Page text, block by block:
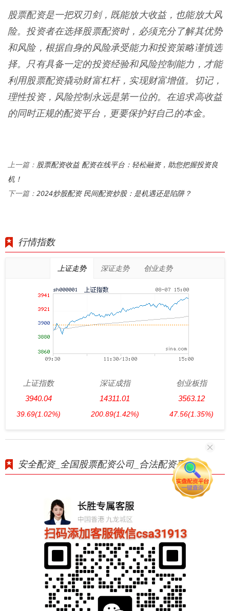
股票配资是一把双刃剑，既能放大收益，也能放大风
险。投资者在选择股票配资时，必须充分了解其优势
和风险，根据自身的风险承受能力和投资策略谨慎选
择。只有具备一定的投资经验和风险控制能力，才能
利用股票配资撬动财富杠杆，实现财富增值。切记，
理性投资，风险控制永远是第一位的。在追求高收益
的同时正规的配资平台，更要保护好自己的本金。
上一篇： 股票配资收益 配资在线平台：轻松融资，助您把握投资良
机！
下一篇： 2024炒股配资 民间配资炒股：是机遇还是陷阱？
行情指数
上证走势 深证走势 创业走势
上证指数
3940.04
39.69(1.02%)
深证成指
14311.01
200.89(1.42%)
创业板指
3563.12
47.56(1.35%)
安全配资_全国股票配资公司_合法配资平台